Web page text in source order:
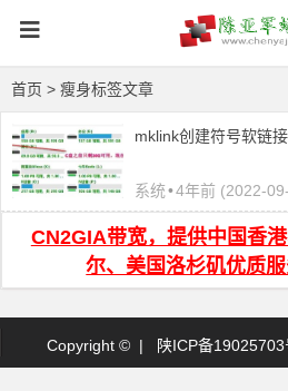
首页 > 瘦身标签文章
mklink创建符号软链
系统•4年前 (2022-
CN2GIA带宽，提供中国香
尔、美国洛杉矶优质
Copyright © | 陕ICP备19025703